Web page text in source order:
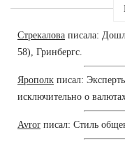
Стрекалова писала:
58), Гринбергс.
Ярополк писал:
исключительно о
Avror писал: Стиль